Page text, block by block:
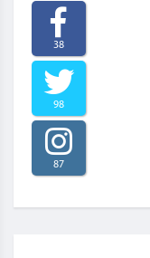
38
98
87